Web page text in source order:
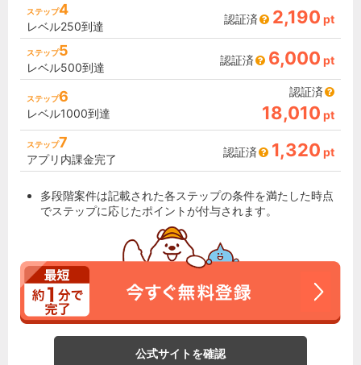
ステップ4
レベル250到達
認証済 2,190 pt
ステップ5
レベル500到達
認証済 6,000 pt
ステップ6
レベル1000到達
認証済
18,010 pt
ステップ7
アプリ内課金完了
認証済 1,320 pt
多段階案件は記載された各ステップの条件を満たした時点
でステップに応じたポイントが付与されます。
公式サイトを確認